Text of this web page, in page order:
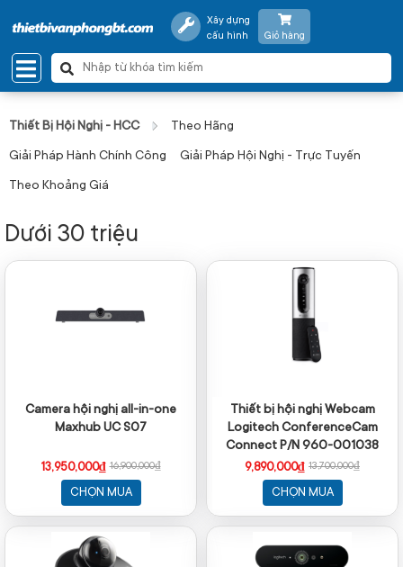
Xây dựng
cấu hình
Giỏ hàng
Thiết Bị Hội Nghị - HCC Theo Hãng
Giải Pháp Hành Chính Công Giải Pháp Hội Nghị - Trực Tuyến
Theo Khoảng Giá
Dưới 30 triệu
Camera hội nghị all-in-one
Maxhub UC S07
13,950,000₫ 16,900,000₫
CHỌN MUA
Thiết bị hội nghị Webcam
Logitech ConferenceCam
Connect P/N 960-001038
9,890,000₫ 13,700,000₫
CHỌN MUA